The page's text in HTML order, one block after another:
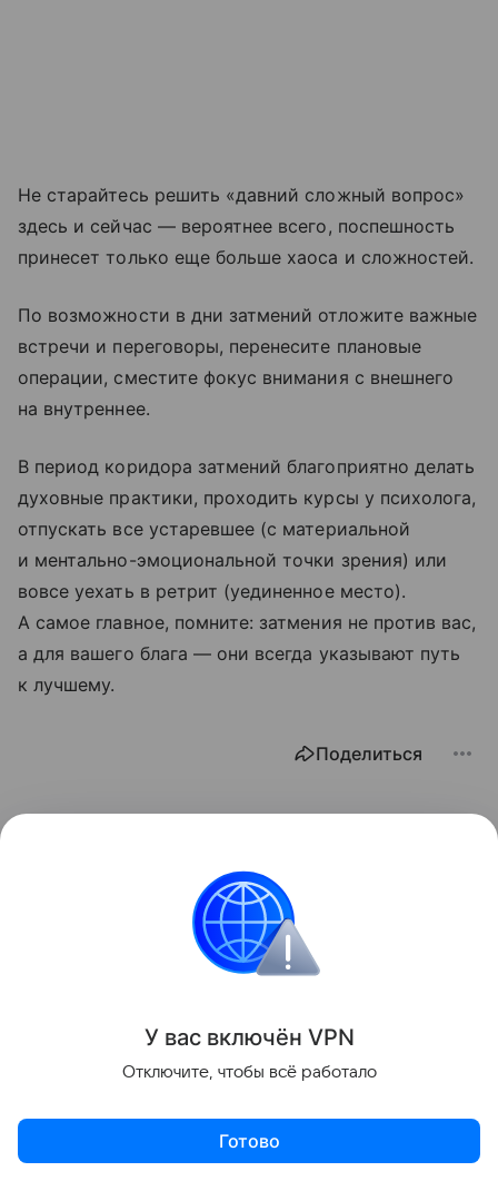
Не старайтесь решить «давний сложный вопрос»
здесь и сейчас — вероятнее всего, поспешность
принесет только еще больше хаоса и сложностей.
По возможности в дни затмений отложите важные
встречи и переговоры, перенесите плановые
операции, сместите фокус внимания с внешнего
на внутреннее.
В период коридора затмений благоприятно делать
духовные практики, проходить курсы у психолога,
отпускать все устаревшее (с материальной
и ментально-эмоциональной точки зрения) или
вовсе уехать в ретрит (уединенное место).
А самое главное, помните: затмения не против вас,
а для вашего блага — они всегда указывают путь
к лучшему.
Поделиться
У вас включён VPN
Отключите, чтобы всё работало
Готово